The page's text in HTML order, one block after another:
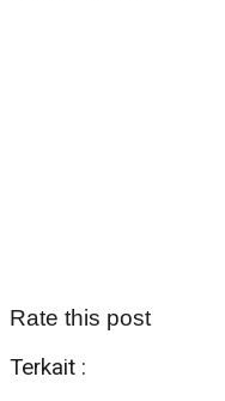
Rate this post
Terkait :